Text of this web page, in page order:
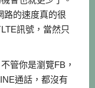
路的速度真的很
訊號，當然只
管你是瀏覽FB，
通話，都沒有